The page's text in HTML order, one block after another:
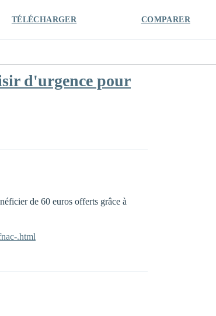
TÉLÉCHARGER COMPARER
d'urgence pour
de 60 euros offerts grâce à
.html